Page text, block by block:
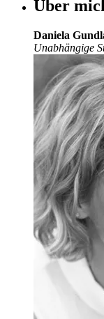
Über
Daniela
Unabhängige